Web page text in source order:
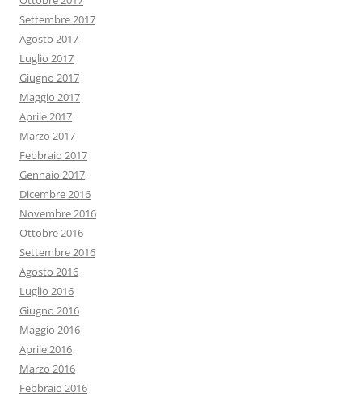
Settembre 2017
Agosto 2017
Luglio 2017
Giugno 2017
Maggio 2017
Aprile 2017
Marzo 2017
Febbraio 2017
Gennaio 2017
Dicembre 2016
Novembre 2016
Ottobre 2016
Settembre 2016
Agosto 2016
Luglio 2016
Giugno 2016
Maggio 2016
Aprile 2016
Marzo 2016
Febbraio 2016